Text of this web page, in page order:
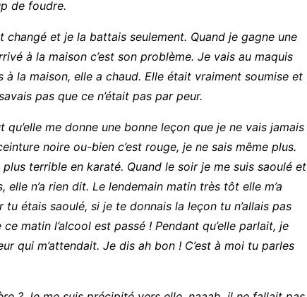
de foudre.
changé et je la battais seulement. Quand je gagne une
à la maison c’est son problème. Je vais au maquis
à la maison, elle a chaud. Elle était vraiment soumise et
pas que ce n’était pas par peur.
qu’elle me donne une bonne leçon que je ne vais jamais
noire ou-bien c’est rouge, je ne sais même plus.
terrible en karaté. Quand le soir je me suis saoulé et
n’a rien dit. Le lendemain matin très tôt elle m’a
tu étais saoulé, si je te donnais la leçon tu n’allais pas
matin l’alcool est passé ! Pendant qu’elle parlait, je
qui m’attendait. Je dis ah bon ! C’est à moi tu parles